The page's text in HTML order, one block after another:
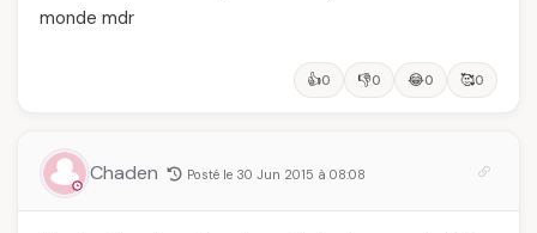
monde mdr
👍0 👎0 😂0 🥰0
Chaden Posté le 30 Jun 2015 à 08:08